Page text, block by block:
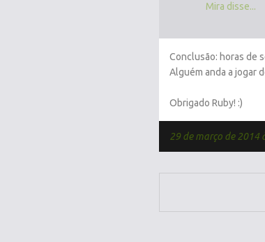
Mira disse...
Conclusão: horas de
Alguém anda a jogar
Obrigado Ruby! :)
29 de março de 2014